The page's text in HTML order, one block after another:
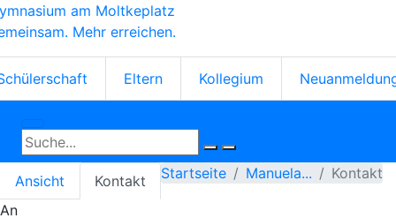
Direkt
zum
Inhalt
am Moltkeplatz
Mehr erreichen.
Eltern Kollegium
Primäre
Ansicht Kontakt Startseite Manuela... Kontakt
An